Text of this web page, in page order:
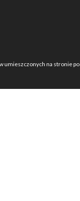
umieszczonych na stronie